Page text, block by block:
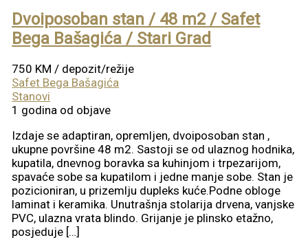
Dvoiposoban stan / 48 m2 / Safet
Bega Bašagića / Stari Grad
750 KM/ depozit/režije
Safet Bega Bašagića
Stanovi
1 godina od objave
Izdaje se adaptiran, opremljen, dvoiposoban stan ,
ukupne površine 48 m2. Sastoji se od ulaznog hodnika,
kupatila, dnevnog boravka sa kuhinjom i trpezarijom,
spavaće sobe sa kupatilom i jedne manje sobe. Stan je
pozicioniran, u prizemlju dupleks kuće.Podne obloge
laminat i keramika. Unutrašnja stolarija drvena, vanjske
PVC, ulazna vrata blindo. Grijanje je plinsko etažno,
posjeduje […]